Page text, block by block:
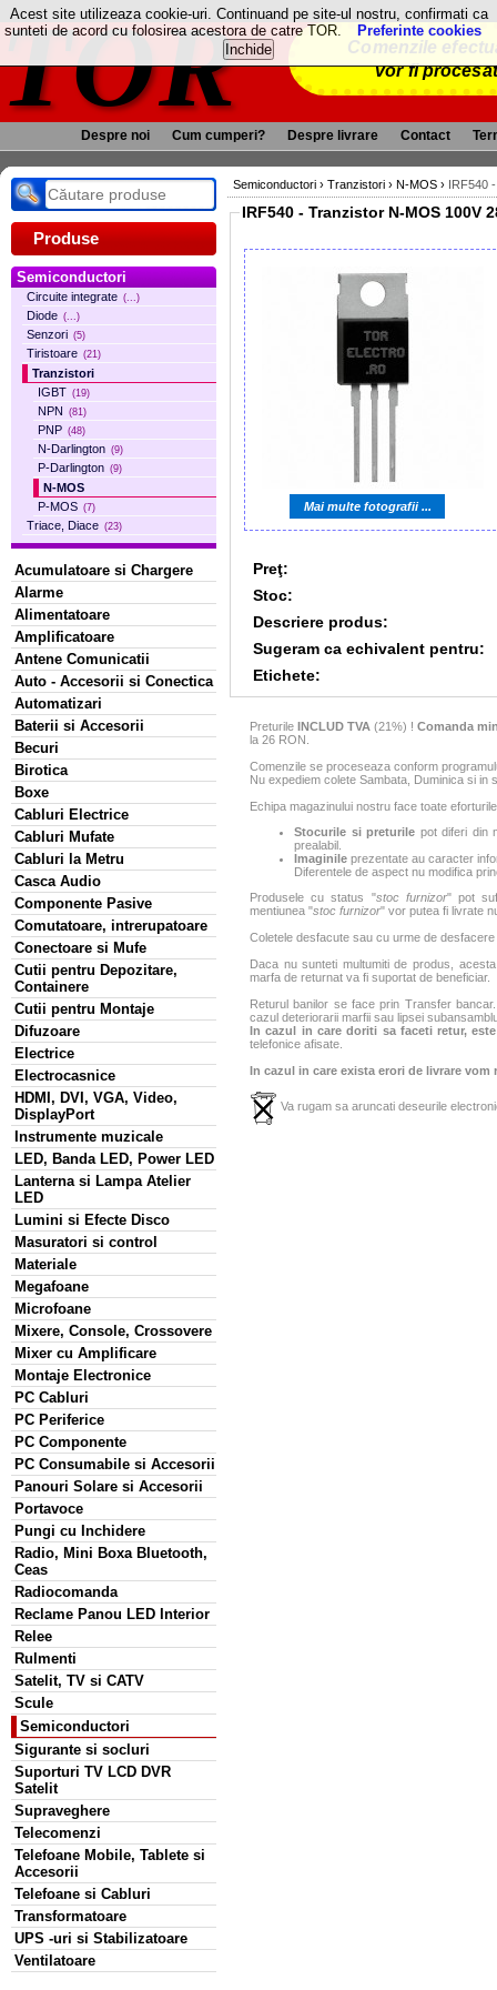
TOR
Comenzile
vor fi
Despre noi Cum cumperi? Despre livrare Contact
Produse
Semiconductori
Circuite integrate (...)
Diode (...)
Senzori (5)
Tiristoare (21)
Tranzistori
IGBT (19)
NPN (81)
PNP (48)
N-Darlington (9)
P-Darlington (9)
N-MOS
P-MOS (7)
Triace, Diace (23)
Acumulatoare si Chargere
Alarme
Alimentatoare
Amplificatoare
Antene Comunicatii
Auto - Accesorii si Conectica
Automatizari
Baterii si Accesorii
Becuri
Birotica
Boxe
Cabluri Electrice
Cabluri Mufate
Cabluri la Metru
Casca Audio
Componente Pasive
Comutatoare, intrerupatoare
Conectoare si Mufe
Cutii pentru Depozitare,
Containere
Cutii pentru Montaje
Difuzoare
Electrice
Electrocasnice
HDMI, DVI, VGA, Video,
DisplayPort
Instrumente muzicale
LED, Banda LED, Power LED
Lanterna si Lampa Atelier
LED
Lumini si Efecte Disco
Masuratori si control
Materiale
Megafoane
Microfoane
Mixere, Console, Crossovere
Mixer cu Amplificare
Montaje Electronice
PC Cabluri
PC Periferice
PC Componente
PC Consumabile si Accesorii
Panouri Solare si Accesorii
Portavoce
Pungi cu Inchidere
Radio, Mini Boxa Bluetooth,
Ceas
Radiocomanda
Reclame Panou LED Interior
Relee
Rulmenti
Satelit, TV si CATV
Scule
Semiconductori
Sigurante si socluri
Suporturi TV LCD DVR
Satelit
Supraveghere
Telecomenzi
Telefoane Mobile, Tablete si
Accesorii
Telefoane si Cabluri
Transformatoare
UPS -uri si Stabilizatoare
Ventilatoare
Semiconductori › Tranzistori › N-MOS › IRF540
Mai multe fotografii ...
Preţ:
Stoc:
Descriere produs:
Sugeram ca echivalent pentru:
Etichete:
Preturile INCLUD TVA (21%) ! Comanda
la 26 RON.
Comenzile se proceseaza conform
Nu expediem colete Sambata, Duminica si in
Echipa magazinului nostru face toate
Stocurile si preturile pot diferi din
prealabil.
Imaginile prezentate au caracter
Diferentele de aspect nu modifica
Produsele cu status "stoc furnizor" pot
mentiunea "stoc furnizor" vor putea fi livrate
Coletele desfacute sau cu urme de
Daca nu sunteti multumiti de produs,
marfa de returnat va fi suportat de beneficiar.
Returul banilor se face prin Transfer
cazul deteriorarii marfii sau lipsei
In cazul in care doriti sa faceti retur,
telefonice afisate.
In cazul in care exista erori de livrare
Va rugam sa aruncati deseurile
Acest site utilizeaza cookie-uri. Continuand pe site-ul nostru, confirmati ca
sunteti de acord cu folosirea acestora de catre TOR.
Preferinte cookies